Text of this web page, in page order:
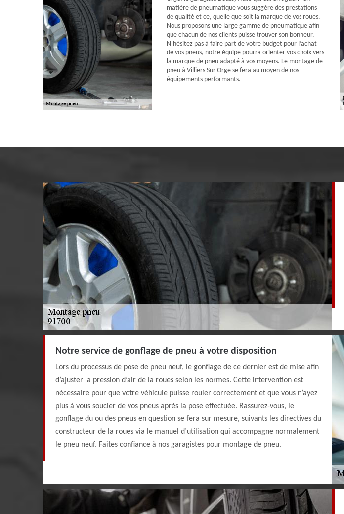
matière de pneumatique vous suggère des prestations
de qualité et ce, quelle que soit la marque de vos roues.
Nous proposons une large gamme de pneumatique afin
que chacun de nos clients puisse trouver son bonheur.
N’hésitez pas à faire part de votre budget pour l’achat
de vos pneus, notre équipe pourra orienter vos choix vers
la marque de pneu adapté à vos moyens. Le montage de
pneu à Villiers Sur Orge se fera au moyen de nos
équipements performants.
Notre service de gonflage de pneu à votre disposition
Lors du processus de pose de pneu neuf, le gonflage de ce dernier est de mise afin
d’ajuster la pression d’air de la roues selon les normes. Cette intervention est
nécessaire pour que votre véhicule puisse rouler correctement et que vous n’ayez
plus à vous soucier de vos pneus après la pose effectuée. Rassurez-vous, le
gonflage du ou des pneus en question se fera sur mesure, suivants les directives du
constructeur de la roues via le manuel d’utilisation qui accompagne normalement
le pneu neuf. Faites confiance à nos garagistes pour montage de pneu.